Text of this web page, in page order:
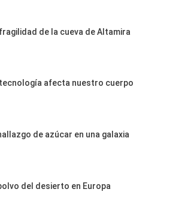
de la cueva de Altamira
tecnología afecta nuestro cuerpo
de azúcar en una galaxia
del desierto en Europa